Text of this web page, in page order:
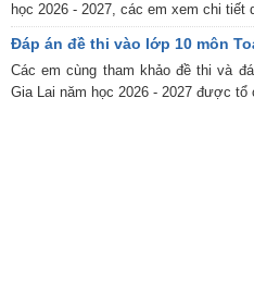
học 2026 - 2027, các em xem chi tiết
Đáp án đề thi vào lớp 10 môn
Các em cùng tham khảo đề thi và
Gia Lai năm học 2026 - 2027 được tổ